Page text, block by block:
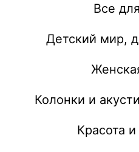
Все
Детский мир,
Колонки и
Красота